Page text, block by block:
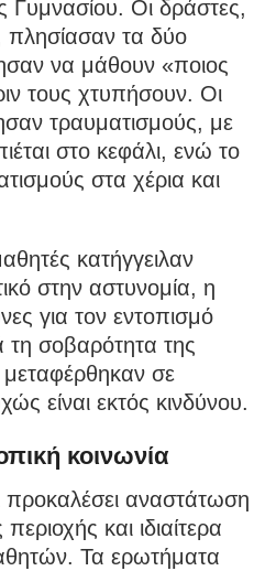
Γυμνασίου. Οι δράστες,
τα δύο
να μάθουν «ποιος
τους χτυπήσουν. Οι
τραυματισμούς, με
στο κεφάλι, ενώ το
στα χέρια και
κατήγγειλαν
στην αστυνομία, η
για τον εντοπισμό
σοβαρότητα της
μεταφέρθηκαν σε
είναι εκτός κινδύνου.
κοινωνία
προκαλέσει αναστάτωση
και ιδιαίτερα
Τα ερωτήματα